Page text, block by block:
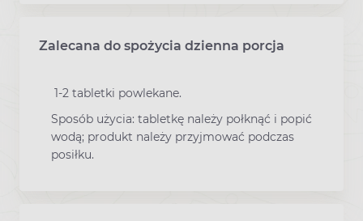
Zalecana do spożycia dzienna porcja
1-2 tabletki powlekane.
Sposób użycia: tabletkę należy połknąć i popić
wodą; produkt należy przyjmować podczas
posiłku.